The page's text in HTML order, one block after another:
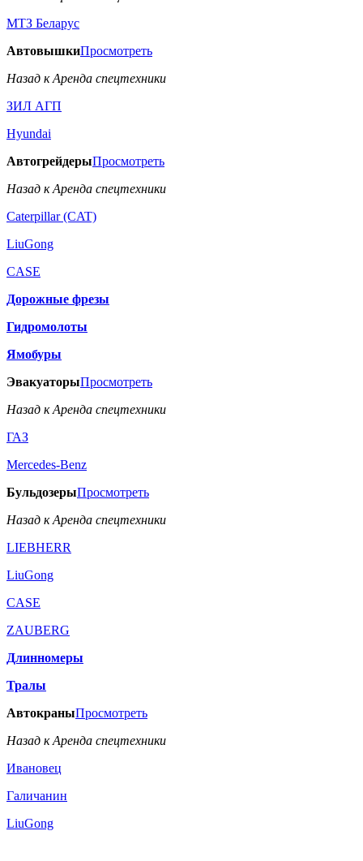
МТЗ Беларус
АвтовышкиПросмотреть
Назад к Аренда спецтехники
ЗИЛ АГП
Hyundai
АвтогрейдерыПросмотреть
Назад к Аренда спецтехники
Caterpillar (CAT)
LiuGong
CASE
Дорожные фрезы
Гидромолоты
Ямобуры
ЭвакуаторыПросмотреть
Назад к Аренда спецтехники
ГАЗ
Mercedes-Benz
БульдозерыПросмотреть
Назад к Аренда спецтехники
LIEBHERR
LiuGong
CASE
ZAUBERG
Длинномеры
Тралы
АвтокраныПросмотреть
Назад к Аренда спецтехники
Ивановец
Галичанин
LiuGong